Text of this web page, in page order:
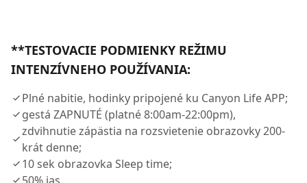
**TESTOVACIE PODMIENKY REŽIMU
INTENZÍVNEHO POUŽÍVANIA:
Plné nabitie, hodinky pripojené ku Canyon Life APP;
gestá ZAPNUTÉ (platné 8:00am-22:00pm),
zdvihnutie zápästia na rozsvietenie obrazovky 200-
krát denne;
10 sek obrazovka Sleep time;